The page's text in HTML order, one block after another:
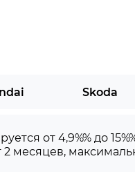
Skoda
от 4,9%% до
месяцев,